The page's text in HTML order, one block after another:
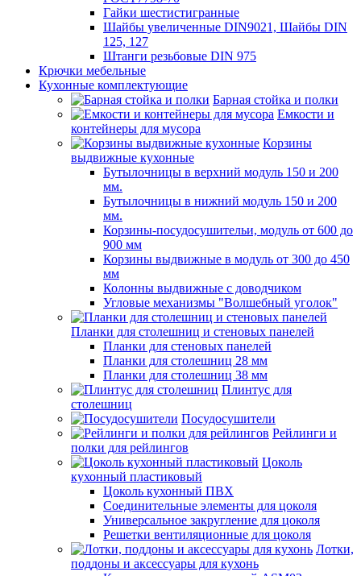
Гайки шестистигранные
Шайбы увеличенные DIN9021, Шайбы DIN
125, 127
Штанги резьбовые DIN 975
Крючки мебельные
Кухонные комплектующие
Барная стойка и полки
Емкости и
контейнеры для мусора
Корзины
выдвижные кухонные
Бутылочницы в верхний модуль 150 и 200
мм.
Бутылочницы в нижний модуль 150 и 200
мм.
Корзины-посудосушительи, модуль от 600 до
900 мм
Корзины выдвижные в модуль от 300 до 450
мм
Колонны выдвижные с доводчиком
Угловые механизмы "Волшебный уголок"
Планки для столешниц и стеновых панелей
Планки для стеновых панелей
Планки для столешниц 28 мм
Планки для столешниц 38 мм
Плинтус для
столешниц
Посудосушители
Рейлинги и
полки для рейлингов
Цоколь
кухонный пластиковый
Цоколь кухонный ПВХ
Соединительные элементы для цоколя
Универсальное закругление для цоколя
Решетки вентиляционные для цоколя
Лотки,
поддоны и аксессуары для кухонь